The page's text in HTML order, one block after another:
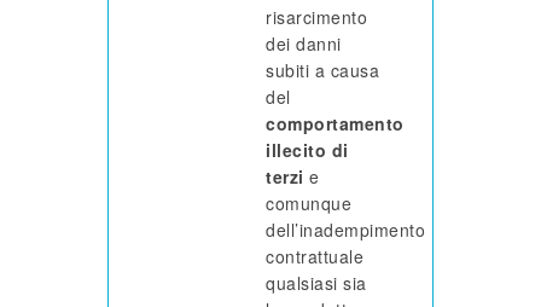
risarcimento
dei danni
subiti a causa
del
comportamento
illecito di
terzi e
comunque
dell’inadempimento
contrattuale
qualsiasi sia